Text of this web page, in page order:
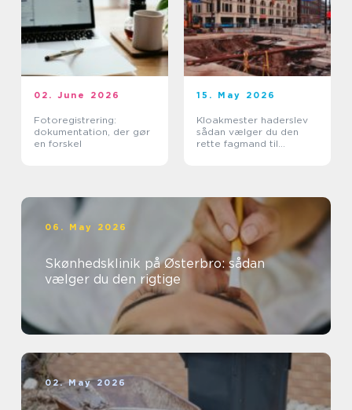
02. June 2026
Fotoregistrering:
dokumentation, der gør
en forskel
15. May 2026
Kloakmester haderslev
sådan vælger du den
rette fagmand til
06. May 2026
Skønhedsklinik på Østerbro: sådan
vælger du den rigtige
02. May 2026